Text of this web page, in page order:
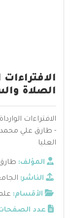
الصلاة
الافتراءات
- طارق علي محمد
العليا
المؤلف:
الناشر:
الأقسام:
عدد